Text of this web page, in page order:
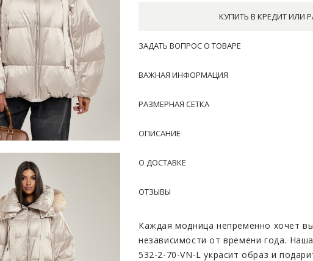
КУПИТЬ В КРЕДИТ ИЛИ
ЗАДАТЬ ВОПРОС О ТОВАРЕ
ВАЖНАЯ ИНФОРМАЦИЯ
РАЗМЕРНАЯ СЕТКА
ОПИСАНИЕ
О ДОСТАВКЕ
ОТЗЫВЫ
Каждая модница непременно хочет
независимости от времени года.
532-2-70-VN-L украсит образ и